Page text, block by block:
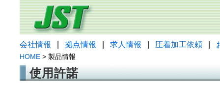
会社情報 拠点情報 求人情報 圧着加工依頼
HOME > 製品情報
使用許諾